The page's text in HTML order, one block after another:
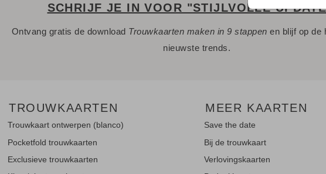
SCHRIJF JE IN VOOR "STIJLVOLLE
Ontvang gratis de download Trouwkaarten maken in 9 stappen en blijf op de
nieuwste trends.
TROUWKAARTEN
Trouwkaart ontwerpen (blanco)
Pocketfold trouwkaarten
Exclusieve trouwkaarten
MEER KAARTEN
Save the date
Bij de trouwkaart
Verlovingskaarten